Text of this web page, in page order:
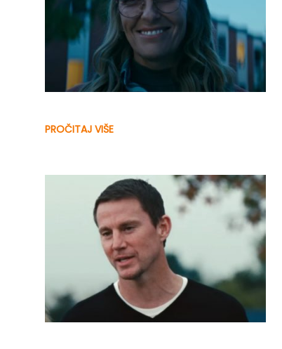
PROČITAJ VIŠE